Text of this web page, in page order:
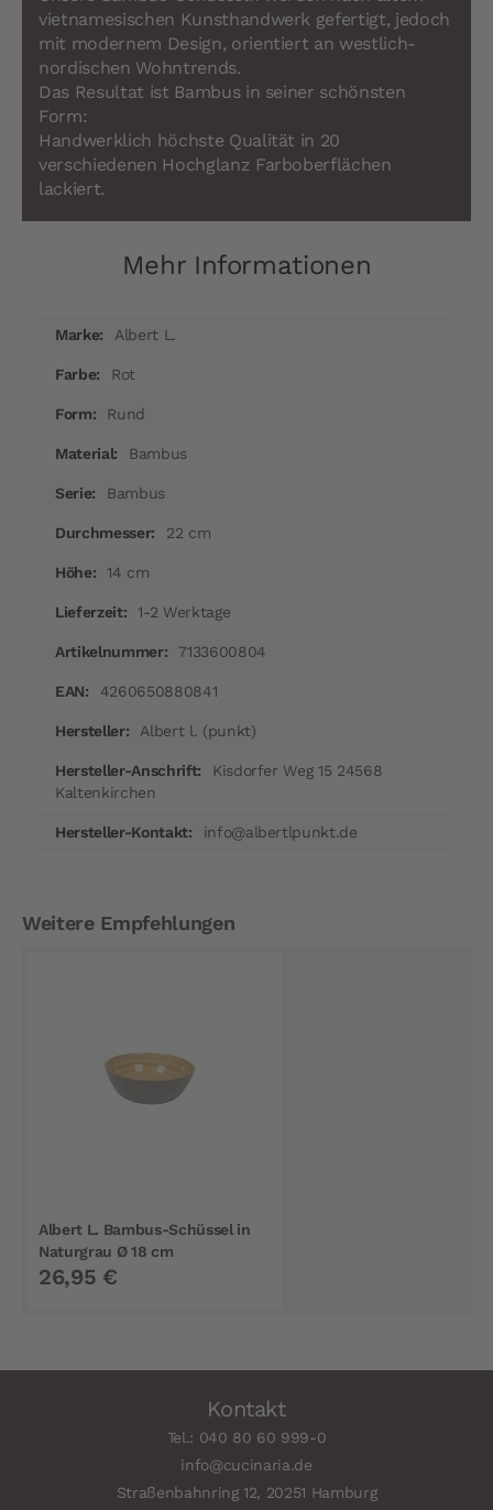
vietnamesischen Kunsthandwerk gefertigt, jedoch
mit modernem Design, orientiert an westlich-
nordischen Wohntrends.
Das Resultat ist Bambus in seiner schönsten
Form:
Handwerklich höchste Qualität in 20
verschiedenen Hochglanz Farboberflächen
lackiert.
Mehr Informationen
InformationenAlbert L.
Rot
Rund
Bambus
Bambus
22 cm
14 cm
1-2 Werktage
7133600804
4260650880841
Albert l. (punkt)
Kisdorfer Weg 15 24568
Kaltenkirchen
info@albertlpunkt.de
Weitere Empfehlungen
Albert L. Bambus-Schüssel in
Naturgrau Ø 18 cm
26,95 €
Kontakt
Tel.: 040 80 60 999-0
info@cucinaria.de
Straßenbahnring 12, 20251 Hamburg